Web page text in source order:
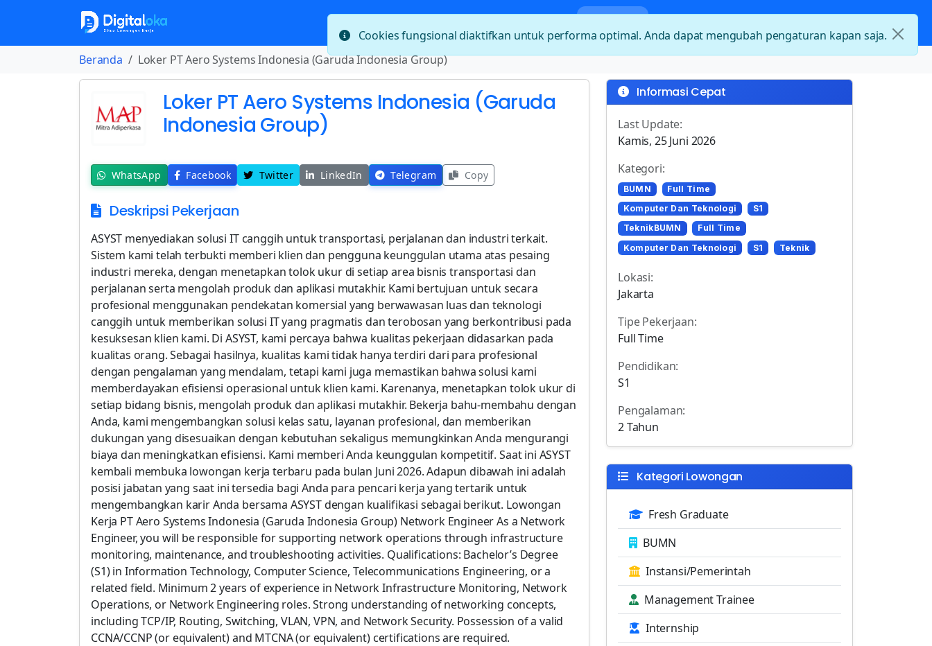
Beranda Loker PT Aero Systems Indonesia (Garuda Indonesia Group)
Loker PT Aero Systems Indonesia (Garuda
Indonesia Group)
WhatsApp Facebook Twitter LinkedIn Telegram Copy
Deskripsi Pekerjaan
ASYST menyediakan solusi IT canggih untuk transportasi, perjalanan dan industri terkait.
Sistem kami telah terbukti memberi klien dan pengguna keunggulan utama atas pesaing
industri mereka, dengan menetapkan tolok ukur di setiap area bisnis transportasi dan
perjalanan serta mengolah produk dan aplikasi mutakhir. Kami bertujuan untuk secara
profesional menggunakan pendekatan komersial yang berwawasan luas dan teknologi
canggih untuk memberikan solusi IT yang pragmatis dan terobosan yang berkontribusi pada
kesuksesan klien kami. Di ASYST, kami percaya bahwa kualitas pekerjaan didasarkan pada
kualitas orang. Sebagai hasilnya, kualitas kami tidak hanya terdiri dari para profesional
dengan pengalaman yang mendalam, tetapi kami juga memastikan bahwa solusi kami
memberdayakan efisiensi operasional untuk klien kami. Karenanya, menetapkan tolok ukur di
setiap bidang bisnis, mengolah produk dan aplikasi mutakhir. Bekerja bahu-membahu dengan
Anda, kami mengembangkan solusi kelas satu, layanan profesional, dan memberikan
dukungan yang disesuaikan dengan kebutuhan sekaligus memungkinkan Anda mengurangi
biaya dan meningkatkan efisiensi. Kami memberi Anda keunggulan kompetitif. Saat ini ASYST
kembali membuka lowongan kerja terbaru pada bulan Juni 2026. Adapun dibawah ini adalah
posisi jabatan yang saat ini tersedia bagi Anda para pencari kerja yang tertarik untuk
mengembangkan karir Anda bersama ASYST dengan kualifikasi sebagai berikut. Lowongan
Kerja PT Aero Systems Indonesia (Garuda Indonesia Group) Network Engineer As a Network
Engineer, you will be responsible for supporting network operations through infrastructure
monitoring, maintenance, and troubleshooting activities. Qualifications: Bachelor’s Degree
(S1) in Information Technology, Computer Science, Telecommunications Engineering, or a
related field. Minimum 2 years of experience in Network Infrastructure Monitoring, Network
Operations, or Network Engineering roles. Strong understanding of networking concepts,
including TCP/IP, Routing, Switching, VLAN, VPN, and Network Security. Possession of a valid
CCNA/CCNP (or equivalent) and MTCNA (or equivalent) certifications are required.
Informasi Cepat
Last Update:
Kamis, 25 Juni 2026
Kategori:
BUMN
Full Time
Komputer Dan Teknologi
S1
TeknikBUMN
Full Time
Komputer Dan Teknologi
S1 Teknik
Lokasi:
Jakarta
Tipe Pekerjaan:
Full Time
Pendidikan:
S1
Pengalaman:
2 Tahun
Kategori Lowongan
Fresh Graduate
BUMN
Instansi/Pemerintah
Management Trainee
Internship
Cookies fungsional diaktifkan untuk performa optimal. Anda dapat mengubah pengaturan kapan saja.